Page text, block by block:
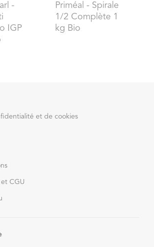
-
IGP
Priméal - Spirale
1/2 Complète 1
kg Bio
et de cookies
CGU